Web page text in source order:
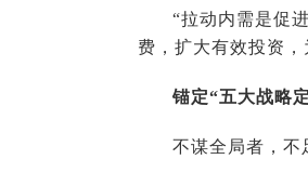
“拉动内需是促
费，扩大有效投资，
锚定“五大战略
不谋全局者，不